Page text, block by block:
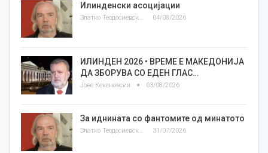
Илинденски асоцијации
Златко Теодосиевски 04/08/2026
ИЛИНДЕН 2026 • ВРЕМЕ Е МАКЕДОНИЈА
ДА ЗБОРУВА СО ЕДЕН ГЛАС…
Јове Кекеновски 03/08/2026
За иднината со фантомите од минатото
Златко Теодосиевски 31/07/2026